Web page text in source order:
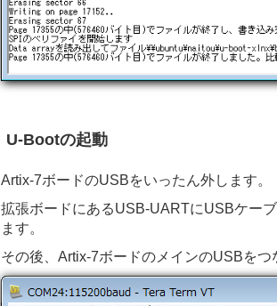
U-Bootの起動
Artix-7ボードのUSBをいったん外します。
拡張ボードにあるUSB-UARTにUSBケー
ます。
その後、Artix-7ボードのメインのUSBを